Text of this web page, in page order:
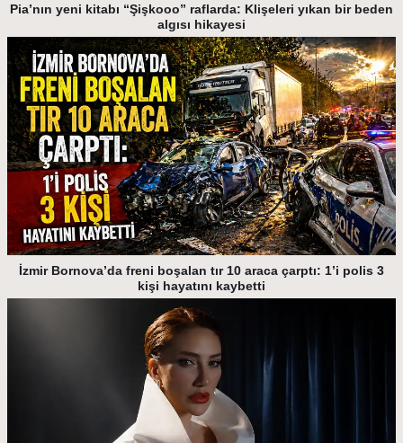
Pia’nın yeni kitabı “Şişkooo” raflarda: Klişeleri yıkan bir beden
algısı hikayesi
İzmir Bornova’da freni boşalan tır 10 araca çarptı: 1’i polis 3
kişi hayatını kaybetti